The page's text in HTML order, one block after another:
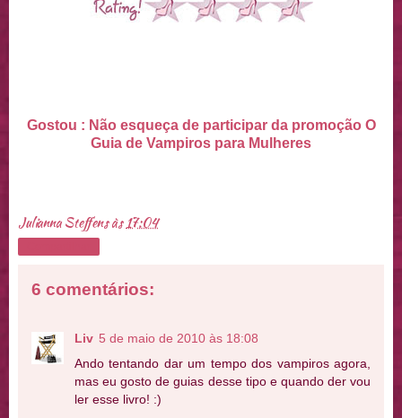
Gostou : Não esqueça de participar da promoção O
Guia de Vampiros para Mulheres
Julianna Steffensàs17:04
6 comentários:
Liv 5 de maio de 2010 às 18:08
Ando tentando dar um tempo dos vampiros agora,
mas eu gosto de guias desse tipo e quando der vou
ler esse livro! :)